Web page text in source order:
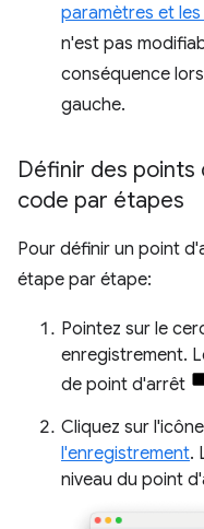
paramètres et
n'est pas
conséquence
gauche.
Définir des
code par étapes
Pour définir un point
étape par étape:
Pointez sur le
enregistrement.
de point d'arrêt
Cliquez sur
l'enregistrement.
niveau du point